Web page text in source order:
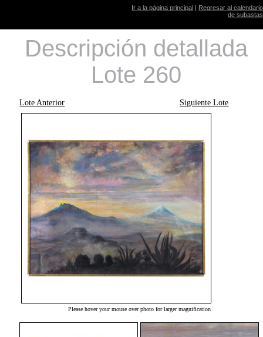
Ir a la página principal | Regresar al calendario
de subastas
Descripción detallada
Lote 260
Lote Anterior Siguiente Lote
Please hover your mouse over photo for larger magnification